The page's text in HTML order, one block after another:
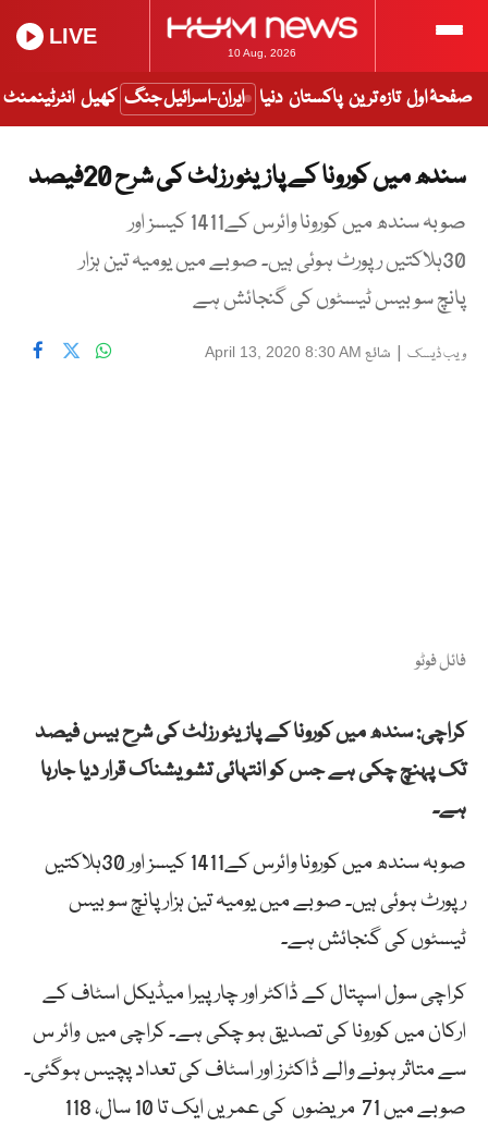
10 Aug, 2026
LIVE
صفحۂ اول تازہ ترین پاکستان دنیا ایران-اسرائیل جنگ کھیل انٹرٹینمنٹ
سندھ میں کورونا کے پازیٹو رزلٹ کی شرح 20فیصد
صوبہ سندھ میں کورونا وائرس کے1411 کیسز اور
30ہلاکتیں رپورٹ ہوئی ہیں۔ صوبے میں یومیہ تین ہزار
پانچ سو بیس ٹیسٹوں کی گنجائش ہے
ویب ڈیسک | شائع April 13, 2020 8:30 AM
فائل فوٹو
کراچی: سندھ میں کورونا کے پازیٹو رزلٹ کی شرح بیس فیصد
تک پہنچ چکی ہے جس کو انتہائی تشویشناک قرار دیا جارہا
ہے۔
صوبہ سندھ میں کورونا وائرس کے1411 کیسز اور 30ہلاکتیں
رپورٹ ہوئی ہیں۔ صوبے میں یومیہ تین ہزار پانچ سو بیس
ٹیسٹوں کی گنجائش ہے۔
کراچی سول اسپتال کے ڈاکٹر اور چار پیرا میڈیکل اسٹاف کے
ارکان میں کورونا کی تصدیق ہو چکی ہے۔ کراچی میں وائر س
سے متاثر ہونے والے ڈاکٹرز اور اسٹاف کی تعداد پچیس ہوگئی۔
صوبے میں 71 مریضوں کی عمریں ایک تا 10 سال، 118